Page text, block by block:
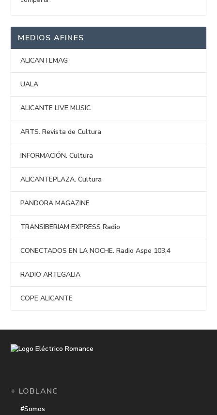
MEDIOS AFINES
ALICANTEMAG
UALA
ALICANTE LIVE MUSIC
ARTS. Revista de Cultura
INFORMACIÓN. Cultura
ALICANTEPLAZA. Cultura
PANDORA MAGAZINE
TRANSIBERIAM EXPRESS Radio
CONECTADOS EN LA NOCHE. Radio Aspe 103.4
RADIO ARTEGALIA
COPE ALICANTE
+ LOBLANC
#Somos